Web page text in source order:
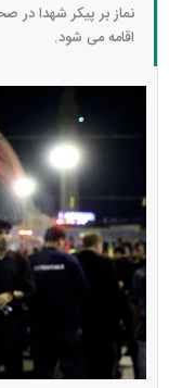
نماز بر پیکر شهدا
اقامه می شود.